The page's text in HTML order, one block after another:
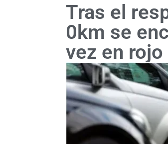
Tras el
0km se
vez en rojo